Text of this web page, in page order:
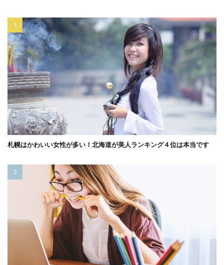
札幌はかわいい女性が多い！北海道が美人ランキング４位は本当です